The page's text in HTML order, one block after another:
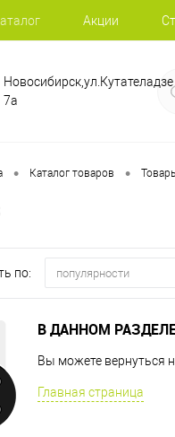
Акции
Новосибирск,ул.Кутателадзе
7а
• Каталог товаров •
по: популярности
В ДАННОМ
Вы можете вернуться
Главная страница